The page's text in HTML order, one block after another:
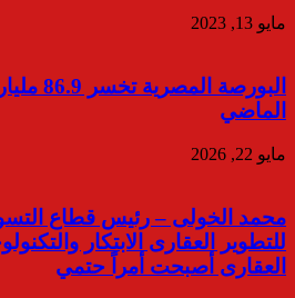
مايو 13, 2023
البورصة
الماضي
مايو 22, 2026
محمد الخولى – رئيس قطاع
للتطوير العقارى الابتكار
العقارى أصبحت أمراً حتمي